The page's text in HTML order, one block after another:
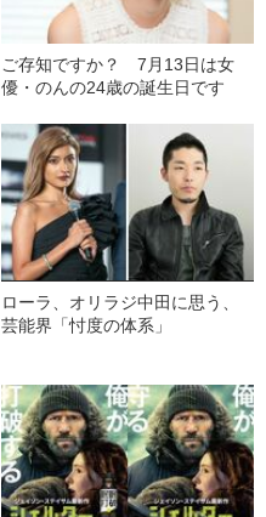
ご存知ですか？ 7月13日は女
優・のんの24歳の誕生日です
ローラ、オリラジ中田に思う、
芸能界「忖度の体系」